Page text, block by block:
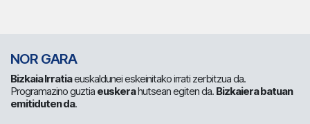
NOR GARA
Bizkaia Irratiaeuskaldunei eskeinitako irrati zerbitzua da.
Programazino guztia euskerahutsean egiten da. Bizkaiera batuan
emitiduten da.